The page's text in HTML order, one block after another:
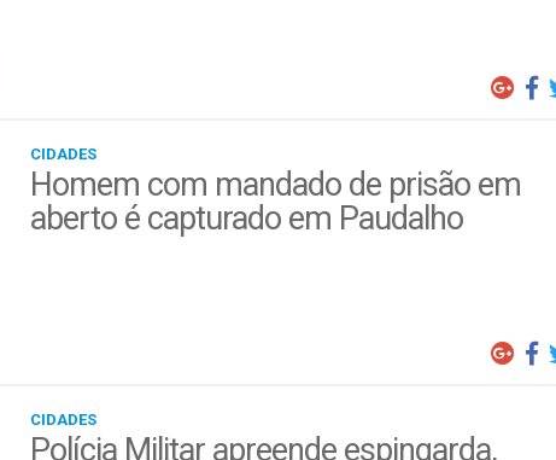
CIDADES
Homem com mandado de prisão em
aberto é capturado em Paudalho
CIDADES
Polícia Militar apreende espingarda,